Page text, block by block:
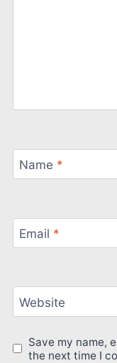
Name *
Email *
Website
Save my name,
the next time I